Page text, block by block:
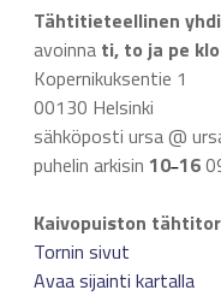
Tähtitieteellinen
avoinna ti, to ja pe
Kopernikuksentie 1
00130 Helsinki
sähköposti ursa @
puhelin arkisin 10–16
Kaivopuiston
Tornin sivut
Avaa sijainti kartalla